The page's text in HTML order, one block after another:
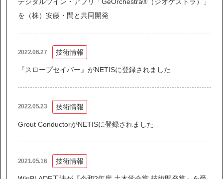
を（株）安藤・間と共同開発
2022.06.27 技術情報
『スロープセイバー』がNETISに登録されました
2022.05.23 技術情報
Grout ConductorがNETISに登録されました
2021.05.16 技術情報